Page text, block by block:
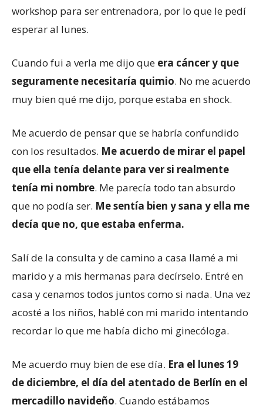
workshop para ser entrenadora, por lo que le pedí
esperar al lunes.
Cuando fui a verla me dijo que era cáncer y que
seguramente necesitaría quimio. No me acuerdo
muy bien qué me dijo, porque estaba en shock.
Me acuerdo de pensar que se habría confundido
con los resultados. Me acuerdo de mirar el papel
que ella tenía delante para ver si realmente
tenía mi nombre. Me parecía todo tan absurdo
que no podía ser. Me sentía bien y sana y ella me
decía que no, que estaba enferma.
Salí de la consulta y de camino a casa llamé a mi
marido y a mis hermanas para decírselo. Entré en
casa y cenamos todos juntos como si nada. Una vez
acosté a los niños, hablé con mi marido intentando
recordar lo que me había dicho mi ginecóloga.
Me acuerdo muy bien de ese día. Era el lunes 19
de diciembre, el día del atentado de Berlín en el
mercadillo navideño. Cuando estábamos